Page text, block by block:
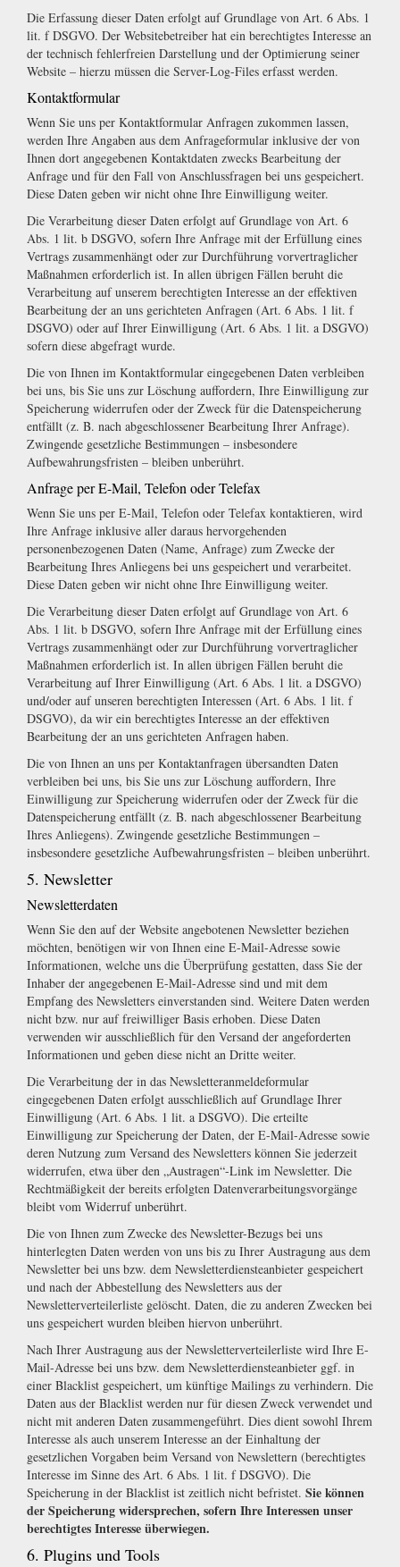
Die Erfassung dieser Daten erfolgt auf Grundlage von Art. 6 Abs. 1
lit. f DSGVO. Der Websitebetreiber hat ein berechtigtes Interesse an
der technisch fehlerfreien Darstellung und der Optimierung seiner
Website – hierzu müssen die Server-Log-Files erfasst werden.
Kontaktformular
Wenn Sie uns per Kontaktformular Anfragen zukommen lassen,
werden Ihre Angaben aus dem Anfrageformular inklusive der von
Ihnen dort angegebenen Kontaktdaten zwecks Bearbeitung der
Anfrage und für den Fall von Anschlussfragen bei uns gespeichert.
Diese Daten geben wir nicht ohne Ihre Einwilligung weiter.
Die Verarbeitung dieser Daten erfolgt auf Grundlage von Art. 6
Abs. 1 lit. b DSGVO, sofern Ihre Anfrage mit der Erfüllung eines
Vertrags zusammenhängt oder zur Durchführung vorvertraglicher
Maßnahmen erforderlich ist. In allen übrigen Fällen beruht die
Verarbeitung auf unserem berechtigten Interesse an der effektiven
Bearbeitung der an uns gerichteten Anfragen (Art. 6 Abs. 1 lit. f
DSGVO) oder auf Ihrer Einwilligung (Art. 6 Abs. 1 lit. a DSGVO)
sofern diese abgefragt wurde.
Die von Ihnen im Kontaktformular eingegebenen Daten verbleiben
bei uns, bis Sie uns zur Löschung auffordern, Ihre Einwilligung zur
Speicherung widerrufen oder der Zweck für die Datenspeicherung
entfällt (z. B. nach abgeschlossener Bearbeitung Ihrer Anfrage).
Zwingende gesetzliche Bestimmungen – insbesondere
Aufbewahrungsfristen – bleiben unberührt.
Anfrage per E-Mail, Telefon oder Telefax
Wenn Sie uns per E-Mail, Telefon oder Telefax kontaktieren, wird
Ihre Anfrage inklusive aller daraus hervorgehenden
personenbezogenen Daten (Name, Anfrage) zum Zwecke der
Bearbeitung Ihres Anliegens bei uns gespeichert und verarbeitet.
Diese Daten geben wir nicht ohne Ihre Einwilligung weiter.
Die Verarbeitung dieser Daten erfolgt auf Grundlage von Art. 6
Abs. 1 lit. b DSGVO, sofern Ihre Anfrage mit der Erfüllung eines
Vertrags zusammenhängt oder zur Durchführung vorvertraglicher
Maßnahmen erforderlich ist. In allen übrigen Fällen beruht die
Verarbeitung auf Ihrer Einwilligung (Art. 6 Abs. 1 lit. a DSGVO)
und/oder auf unseren berechtigten Interessen (Art. 6 Abs. 1 lit. f
DSGVO), da wir ein berechtigtes Interesse an der effektiven
Bearbeitung der an uns gerichteten Anfragen haben.
Die von Ihnen an uns per Kontaktanfragen übersandten Daten
verbleiben bei uns, bis Sie uns zur Löschung auffordern, Ihre
Einwilligung zur Speicherung widerrufen oder der Zweck für die
Datenspeicherung entfällt (z. B. nach abgeschlossener Bearbeitung
Ihres Anliegens). Zwingende gesetzliche Bestimmungen –
insbesondere gesetzliche Aufbewahrungsfristen – bleiben unberührt.
5. Newsletter
Newsletterdaten
Wenn Sie den auf der Website angebotenen Newsletter beziehen
möchten, benötigen wir von Ihnen eine E-Mail-Adresse sowie
Informationen, welche uns die Überprüfung gestatten, dass Sie der
Inhaber der angegebenen E-Mail-Adresse sind und mit dem
Empfang des Newsletters einverstanden sind. Weitere Daten werden
nicht bzw. nur auf freiwilliger Basis erhoben. Diese Daten
verwenden wir ausschließlich für den Versand der angeforderten
Informationen und geben diese nicht an Dritte weiter.
Die Verarbeitung der in das Newsletteranmeldeformular
eingegebenen Daten erfolgt ausschließlich auf Grundlage Ihrer
Einwilligung (Art. 6 Abs. 1 lit. a DSGVO). Die erteilte
Einwilligung zur Speicherung der Daten, der E-Mail-Adresse sowie
deren Nutzung zum Versand des Newsletters können Sie jederzeit
widerrufen, etwa über den „Austragen“-Link im Newsletter. Die
Rechtmäßigkeit der bereits erfolgten Datenverarbeitungsvorgänge
bleibt vom Widerruf unberührt.
Die von Ihnen zum Zwecke des Newsletter-Bezugs bei uns
hinterlegten Daten werden von uns bis zu Ihrer Austragung aus dem
Newsletter bei uns bzw. dem Newsletterdiensteanbieter gespeichert
und nach der Abbestellung des Newsletters aus der
Newsletterverteilerliste gelöscht. Daten, die zu anderen Zwecken bei
uns gespeichert wurden bleiben hiervon unberührt.
Nach Ihrer Austragung aus der Newsletterverteilerliste wird Ihre E-
Mail-Adresse bei uns bzw. dem Newsletterdiensteanbieter ggf. in
einer Blacklist gespeichert, um künftige Mailings zu verhindern. Die
Daten aus der Blacklist werden nur für diesen Zweck verwendet und
nicht mit anderen Daten zusammengeführt. Dies dient sowohl Ihrem
Interesse als auch unserem Interesse an der Einhaltung der
gesetzlichen Vorgaben beim Versand von Newslettern (berechtigtes
Interesse im Sinne des Art. 6 Abs. 1 lit. f DSGVO). Die
Speicherung in der Blacklist ist zeitlich nicht befristet. Sie können
der Speicherung widersprechen, sofern Ihre Interessen unser
berechtigtes Interesse überwiegen.
6. Plugins und Tools